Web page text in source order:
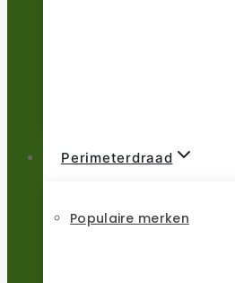
Perimeterdraad
Populaire merken